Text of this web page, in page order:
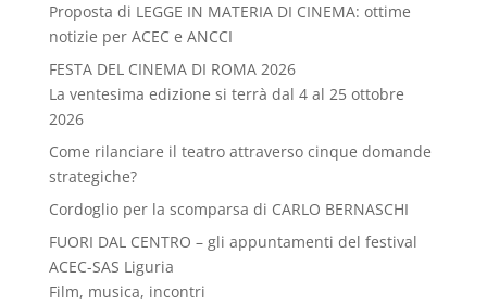
Proposta di LEGGE IN MATERIA DI CINEMA: ottime
notizie per ACEC e ANCCI
FESTA DEL CINEMA DI ROMA 2026
La ventesima edizione si terrà dal 4 al 25 ottobre
2026
Come rilanciare il teatro attraverso cinque domande
strategiche?
Cordoglio per la scomparsa di CARLO BERNASCHI
FUORI DAL CENTRO – gli appuntamenti del festival
ACEC-SAS Liguria
Film, musica, incontri